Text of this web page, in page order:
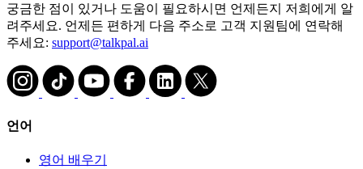
궁금한 점이 있거나 도움이 필요하시면 언제든지 저희에게 알
려주세요. 언제든 편하게 다음 주소로 고객 지원팀에 연락해
주세요: support@talkpal.ai
언어
영어 배우기